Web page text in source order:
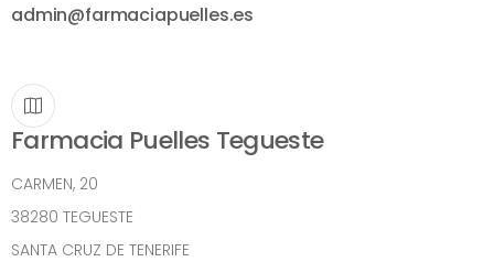
admin@farmaciapuelles.es
Farmacia Puelles Tegueste
CARMEN, 20
38280 TEGUESTE
SANTA CRUZ DE TENERIFE